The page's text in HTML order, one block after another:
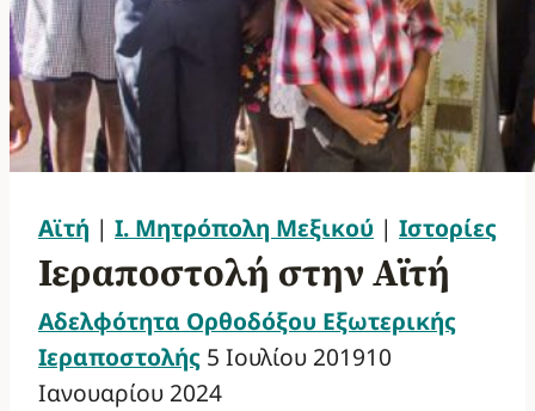
Αϊτή | Ι. Μητρόπολη Μεξικού | Ιστορίες
Ιεραποστολή στην Αϊτή
Αδελφότητα Ορθοδόξου Εξωτερικής
Ιεραποστολής 5 Ιουλίου 201910
Ιανουαρίου 2024